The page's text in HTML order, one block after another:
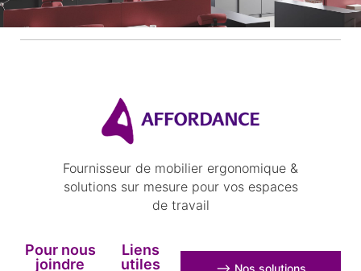
Fournisseur de mobilier ergonomique &
solutions sur mesure pour vos espaces
de travail
Pour nous
joindre
Liens
utiles
⟶ Nos solutions